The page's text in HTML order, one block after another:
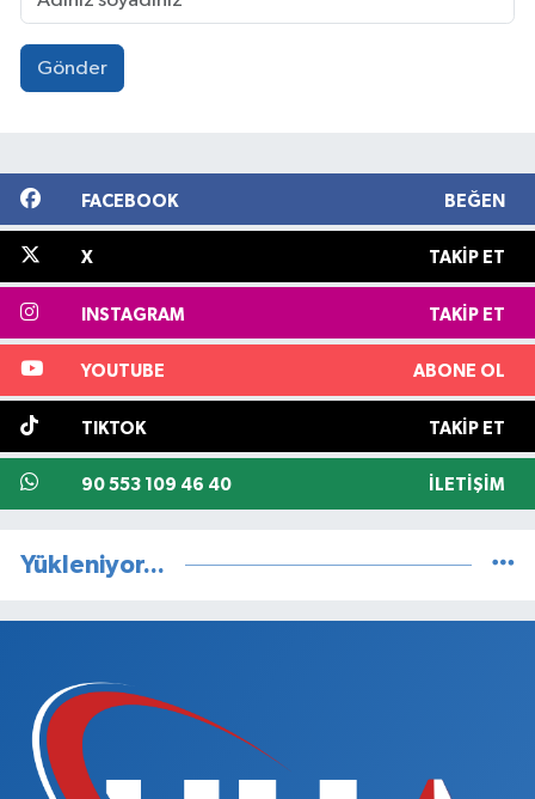
Gönder
FACEBOOK BEĞEN
X TAKIP ET
INSTAGRAM TAKIP ET
YOUTUBE ABONE OL
TIKTOK TAKIP ET
90 553 109 46 40 İLETIŞIM
Yükleniyor...